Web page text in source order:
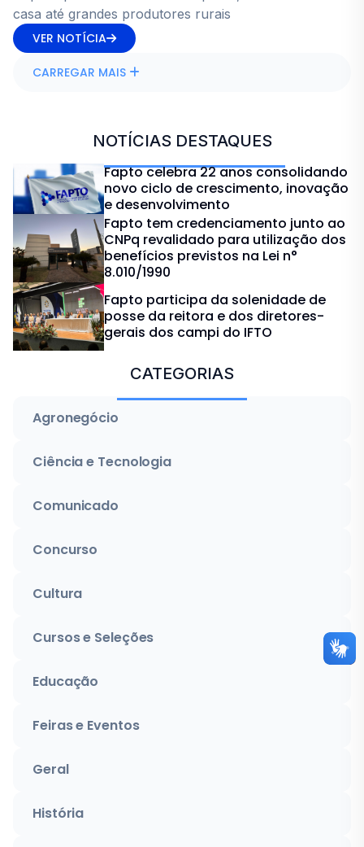
casa até grandes produtores rurais
VER NOTÍCIA
CARREGAR MAIS
NOTÍCIAS DESTAQUES
Fapto celebra 22 anos consolidando
novo ciclo de crescimento, inovação
e desenvolvimento
Fapto tem credenciamento junto ao
CNPq revalidado para utilização dos
benefícios previstos na Lei n°
8.010/1990
Fapto participa da solenidade de
posse da reitora e dos diretores-
gerais dos campi do IFTO
CATEGORIAS
Agronegócio
Ciência e Tecnologia
Comunicado
Concurso
Cultura
Cursos e Seleções
Educação
Feiras e Eventos
Geral
História